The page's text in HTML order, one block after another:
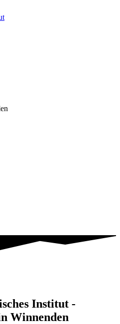
Institut -
Winnenden